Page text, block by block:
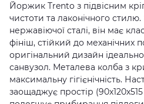
Йоржик Trento з підвісним
чистоти та лаконічного
нержавіючої сталі, він має
фініш, стійкий до механічних
оригінальний дизайн
санвузол. Металева колба з
максимальну гігієнічність.
заощаджує простір